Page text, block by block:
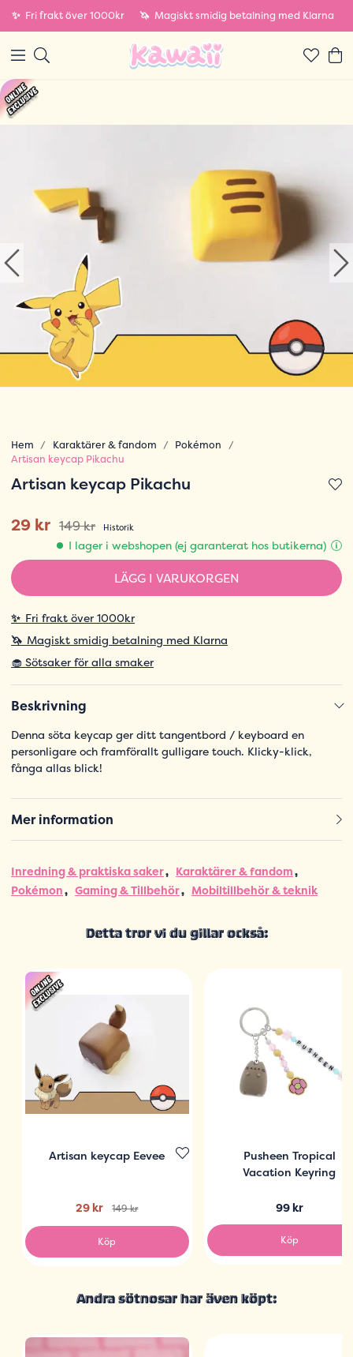
✨ Fri frakt över 1000kr 🦄 Magiskt smidig betalning med Klarna
Hem Karaktärer & fandom
Pokémon
Artisan keycap Pikachu
Artisan keycap Pikachu
29 kr 149 kr Historik
I lager i webshopen (ej garanterat hos butikerna)
LÄGG I VARUKORGEN
✨ Fri frakt över 1000kr
🦄 Magiskt smidig betalning med Klarna
🧁 Sötsaker för alla smaker
Beskrivning
Denna söta keycap ger ditt tangentbord / keyboard en
personligare och framförallt gulligare touch. Klicky-klick,
fånga allas blick!
Mer information
Inredning & praktiska saker
Karaktärer & fandom
Pokémon
Gaming & Tillbehör Mobiltillbehör & teknik
Detta tror vi du gillar också:
Artisan keycap Eevee
29 kr 149 kr
Köp
Pusheen Tropical
Vacation Keyring
99 kr
Köp
Andra sötnosar har även köpt: